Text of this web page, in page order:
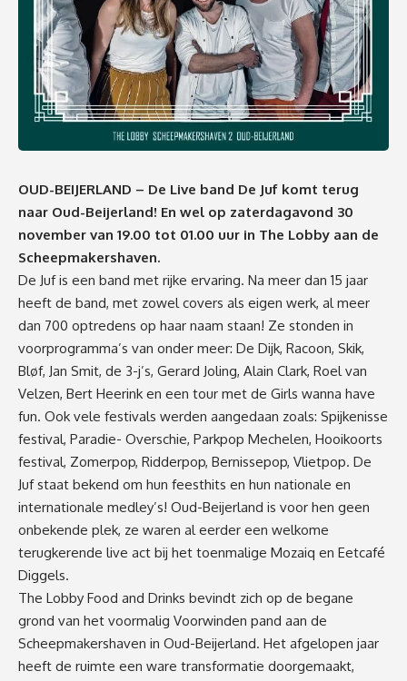
OUD-BEIJERLAND – De Live band De Juf komt terug
naar Oud-Beijerland! En wel op zaterdagavond 30
november van 19.00 tot 01.00 uur in The Lobby aan de
Scheepmakershaven.
De Juf is een band met rijke ervaring. Na meer dan 15 jaar
heeft de band, met zowel covers als eigen werk, al meer
dan 700 optredens op haar naam staan! Ze stonden in
voorprogramma’s van onder meer: De Dijk, Racoon, Skik,
Bløf, Jan Smit, de 3-j’s, Gerard Joling, Alain Clark, Roel van
Velzen, Bert Heerink en een tour met de Girls wanna have
fun. Ook vele festivals werden aangedaan zoals: Spijkenisse
festival, Paradie- Overschie, Parkpop Mechelen, Hooikoorts
festival, Zomerpop, Ridderpop, Bernissepop, Vlietpop. De
Juf staat bekend om hun feesthits en hun nationale en
internationale medley’s! Oud-Beijerland is voor hen geen
onbekende plek, ze waren al eerder een welkome
terugkerende live act bij het toenmalige Mozaiq en Eetcafé
Diggels.
The Lobby Food and Drinks bevindt zich op de begane
grond van het voormalig Voorwinden pand aan de
Scheepmakershaven in Oud-Beijerland. Het afgelopen jaar
heeft de ruimte een ware transformatie doorgemaakt,